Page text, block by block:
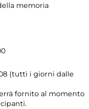
memoria
(tutti i giorni dalle
fornito al momento